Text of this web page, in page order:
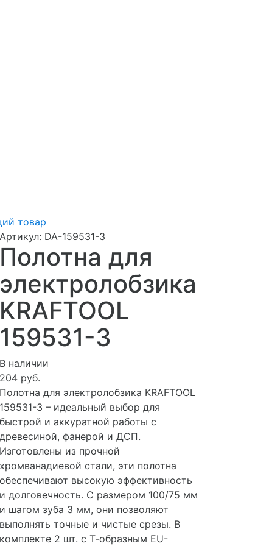
товар
Артикул: DA-159531-3
Полотна для
электролобзика
KRAFTOOL
159531-3
В наличии
204 руб.
Полотна для электролобзика KRAFTOOL
159531-3 – идеальный выбор для
быстрой и аккуратной работы с
древесиной, фанерой и ДСП.
Изготовлены из прочной
хромванадиевой стали, эти полотна
обеспечивают высокую эффективность
и долговечность. С размером 100/75 мм
и шагом зуба 3 мм, они позволяют
выполнять точные и чистые срезы. В
комплекте 2 шт. с Т-образным EU-